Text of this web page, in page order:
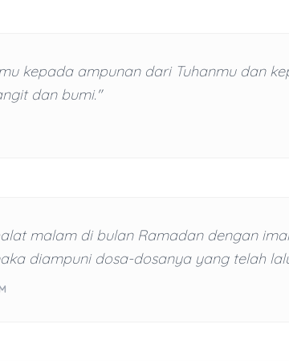
kepada ampunan dari Tuhanmu dan
dan bumi."
malam di bulan Ramadan dengan
diampuni dosa-dosanya yang telah